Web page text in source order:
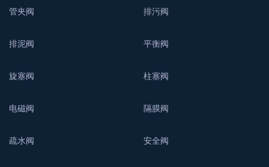
管夹阀 排污阀
排泥阀 平衡阀
旋塞阀 柱塞阀
电磁阀 隔膜阀
疏水阀 安全阀